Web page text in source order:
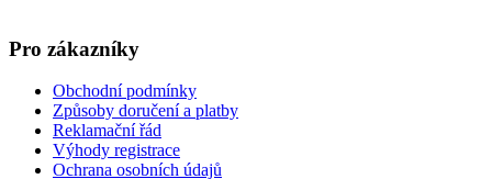
Pro zákazníky
Obchodní podmínky
Způsoby doručení a platby
Reklamační řád
Výhody registrace
Ochrana osobních údajů